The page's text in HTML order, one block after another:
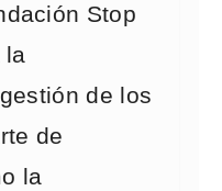
Stop
la
de los
de
la